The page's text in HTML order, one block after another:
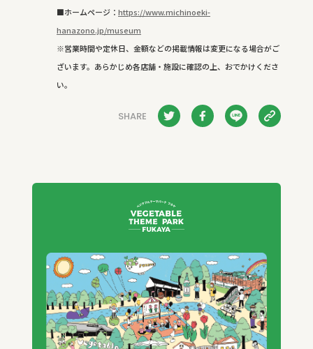
■ホームページ： https://www.michinoeki-
hanazono.jp/museum
※営業時間や定休日、金額などの掲載情報は変更になる場合がご
ざいます。あらかじめ各店舗・施設に確認の上、おでかけくださ
い。
SHARE